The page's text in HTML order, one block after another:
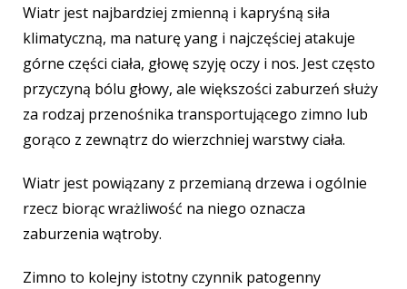
Wiatr jest najbardziej zmienną i kapryśną siła
klimatyczną, ma naturę yang i najczęściej atakuje
górne części ciała, głowę szyję oczy i nos. Jest często
przyczyną bólu głowy, ale większości zaburzeń służy
za rodzaj przenośnika transportującego zimno lub
gorąco z zewnątrz do wierzchniej warstwy ciała.
Wiatr jest powiązany z przemianą drzewa i ogólnie
rzecz biorąc wrażliwość na niego oznacza
zaburzenia wątroby.
Zimno to kolejny istotny czynnik patogenny